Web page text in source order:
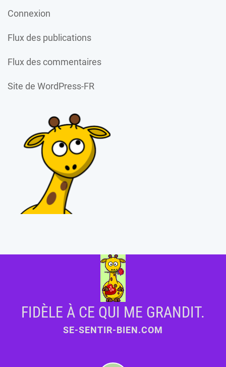
Connexion
Flux des publications
Flux des commentaires
Site de WordPress-FR
FIDÈLE À CE QUI ME GRANDIT.
SE-SENTIR-BIEN.COM